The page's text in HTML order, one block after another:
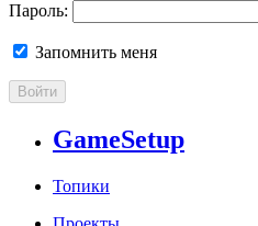
Пароль:
Запомнить меня
Войти
GameSetup
Топики